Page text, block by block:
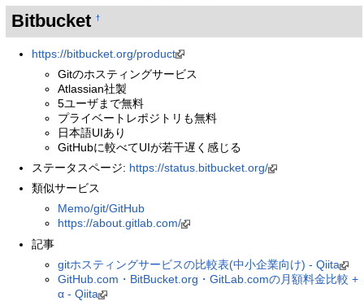
Bitbucket †
https://bitbucket.org/product
Gitのホスティングサービス
Atlassian社製
5ユーザまで無料
プライベートレポジトリも無料
日本語UIあり
GitHubに較べてUIが若干遅く感じる
ステータスページ: https://status.bitbucket.org/
類似サービス
Memo/git/GitHub
https://about.gitlab.com/
記事
gitホスティングサービスの比較表(中小企業向け) - Qiita
GitHub.com・BitBucket.org・GitLab.comの月額料金比較 +
α - Qiita